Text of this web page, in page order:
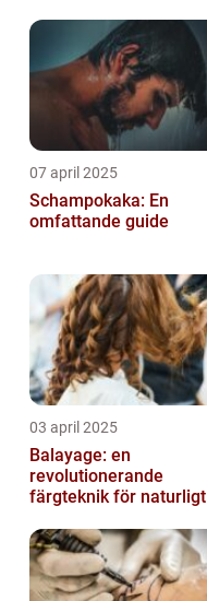
07 april 2025
Schampokaka: En
omfattande guide
03 april 2025
Balayage: en
revolutionerande
färgteknik för naturligt